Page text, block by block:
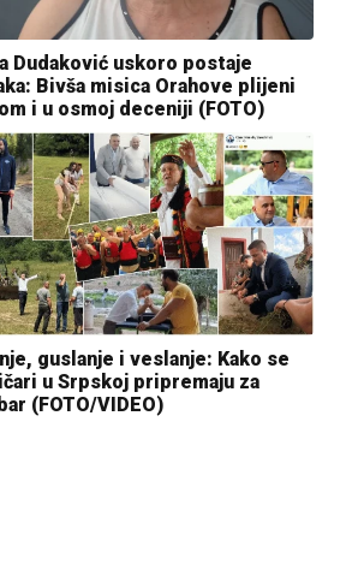
Dudaković uskoro postaje
Bivša misica Orahove plijeni
i u osmoj deceniji (FOTO)
guslanje i veslanje: Kako se
u Srpskoj pripremaju za
(FOTO/VIDEO)